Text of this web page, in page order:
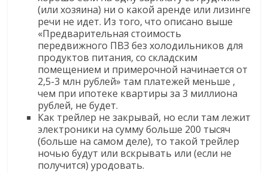
(или хозяина) ни о какой аренде или лизинге
речи не идет. Из того, что описано выше
«Предварительная стоимость
передвижного ПВЗ без холодильников для
продуктов питания, со складским
помещением и примерочной начинается от
2,5-3 млн рублей» там платежей меньше ,
чем при ипотеке квартиры за 3 миллиона
рублей, не будет.
Как трейлер не закрывай, но если там лежит
электроники на сумму больше 200 тысяч
(больше на самом деле), то такой трейлер
ночью будут или вскрывать или (если не
получится) уродовать.